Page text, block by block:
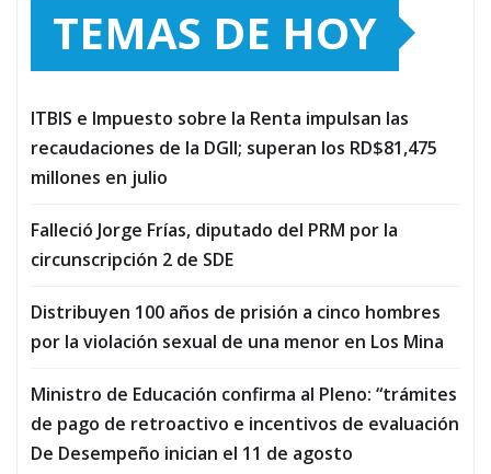
TEMAS DE HOY
ITBIS e Impuesto sobre la Renta impulsan las
recaudaciones de la DGII; superan los RD$81,475
millones en julio
Falleció Jorge Frías, diputado del PRM por la
circunscripción 2 de SDE
Distribuyen 100 años de prisión a cinco hombres
por la violación sexual de una menor en Los Mina
Ministro de Educación confirma al Pleno: “trámites
de pago de retroactivo e incentivos de evaluación
De Desempeño inician el 11 de agosto